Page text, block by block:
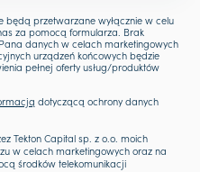
przetwarzane wyłącznie w celu
za pomocą formularza. Brak
danych w celach marketingowych
urządzeń końcowych będzie
pełnej oferty usług/produktów
dotyczącą ochrony danych
Tekton Capital sp. z o.o. moich
w celach marketingowych oraz na
środków telekomunikacji